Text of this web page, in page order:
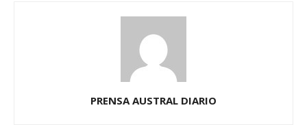
PRENSA AUSTRAL DIARIO